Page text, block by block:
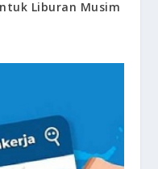
Liburan Musim